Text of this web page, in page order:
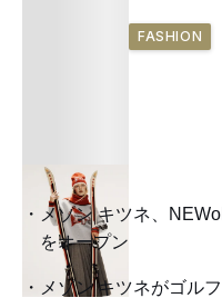
FASHION
メゾン キツネ、
をオープン
メゾン キツネがゴル